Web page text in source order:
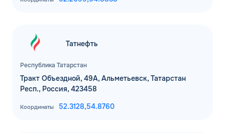
Республика Татарстан
Татнефть
Тракт Объездной, 49А, Альметьевск, Татарстан
Респ., Россия, 423458
Координаты 52.3128,54.8760